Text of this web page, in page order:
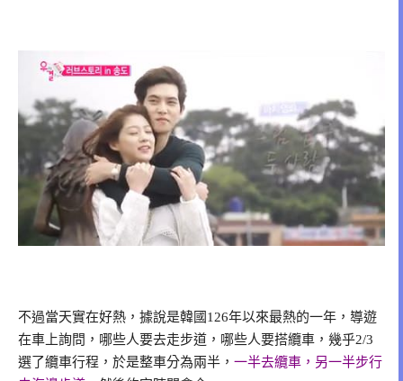
不過當天實在好熱，據說是韓國126年以來最熱的一年，導遊
在車上詢問，哪些人要去走步道，哪些人要搭纜車，幾乎2/3
選了纜車行程，於是整車分為兩半， 一半去纜車，另一半步行